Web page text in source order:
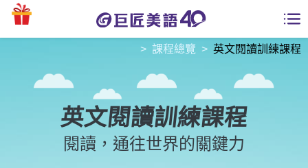
日語課程總表
開課查詢
學員專區
課程總覽 英文閱讀訓練課程
英文閱讀訓練課程
閱讀，通往世界的關鍵力